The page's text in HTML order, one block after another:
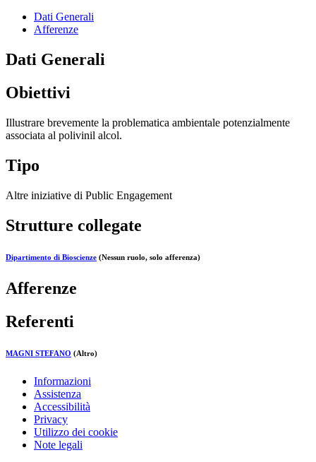
Dati Generali
Afferenze
Dati Generali
Obiettivi
Illustrare brevemente la problematica ambientale potenzialmente
associata al polivinil alcol.
Tipo
Altre iniziative di Public Engagement
Strutture collegate
Dipartimento di Bioscienze (Nessun ruolo, solo afferenza)
Afferenze
Referenti
MAGNI STEFANO (Altro)
Informazioni
Assistenza
Accessibilità
Privacy
Utilizzo dei cookie
Note legali